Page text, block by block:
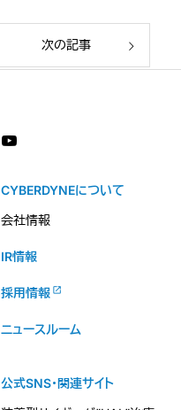
次の記事
CYBERDYNEについて
会社情報
IR情報
採用情報
ニュースルーム
公式SNS・関連サイト